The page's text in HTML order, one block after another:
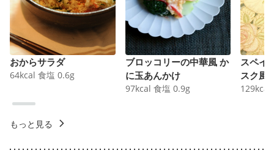
おからサラダ
64kcal 食塩 0.6g
ブロッコリーの中華風 か
に玉あんかけ
97kcal 食塩 0.9g
スペイ
スク風
129kcal
もっと見る